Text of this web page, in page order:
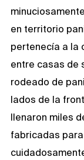
en territorio
pertenecía a la
entre casas de
rodeado de
lados de la
llenaron miles
fabricadas